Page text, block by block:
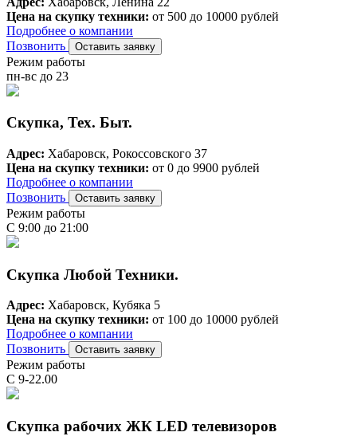
Цена на скупку техники: от 500 до 10000 рублей
Подробнее о компании
Позвонить
Оставить заявку
Режим работы
пн-вс до 23
Скупка, Тех. Быт.
Адрес: Хабаровск, Рокоссовского 37
Цена на скупку техники: от 0 до 9900 рублей
Подробнее о компании
Позвонить
Оставить заявку
Режим работы
С 9:00 до 21:00
Скупка Любой Техники.
Адрес: Хабаровск, Кубяка 5
Цена на скупку техники: от 100 до 10000 рублей
Подробнее о компании
Позвонить
Оставить заявку
Режим работы
С 9-22.00
Скупка рабочих ЖК LED телевизоров